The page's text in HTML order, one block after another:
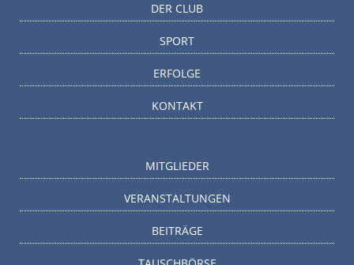
DER CLUB
SPORT
ERFOLGE
KONTAKT
MITGLIEDER
VERANSTALTUNGEN
BEITRÄGE